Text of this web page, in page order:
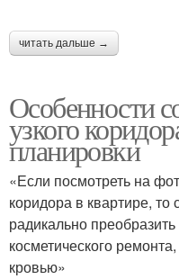
читать дальше →
Особенности
узкого
планировки
«Если посмотреть на
коридора в квартире, то
радикально
косметического
кровью»